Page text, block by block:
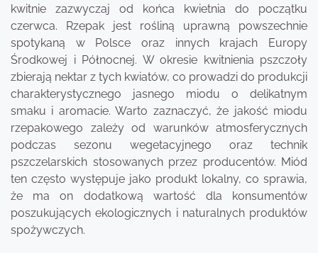
kwitnie zazwyczaj od końca kwietnia do początku
czerwca. Rzepak jest rośliną uprawną powszechnie
spotykaną w Polsce oraz innych krajach Europy
Środkowej i Północnej. W okresie kwitnienia pszczoły
zbierają nektar z tych kwiatów, co prowadzi do produkcji
charakterystycznego jasnego miodu o delikatnym
smaku i aromacie. Warto zaznaczyć, że jakość miodu
rzepakowego zależy od warunków atmosferycznych
podczas sezonu wegetacyjnego oraz technik
pszczelarskich stosowanych przez producentów. Miód
ten często występuje jako produkt lokalny, co sprawia,
że ma on dodatkową wartość dla konsumentów
poszukujących ekologicznych i naturalnych produktów
spożywczych.